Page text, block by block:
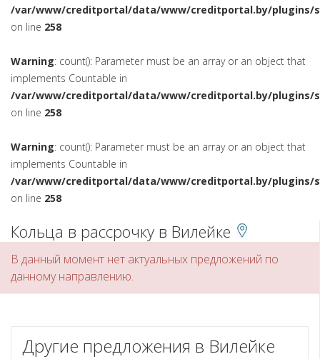
/var/www/creditportal/data/www/creditportal.by/plugins/
on line 258
Warning: count(): Parameter must be an array or an object that
implements Countable in
/var/www/creditportal/data/www/creditportal.by/plugins/
on line 258
Warning: count(): Parameter must be an array or an object that
implements Countable in
/var/www/creditportal/data/www/creditportal.by/plugins/
on line 258
Кольца в рассрочку в Вилейке
В данный момент нет актуальных предложений по
данному направлению.
Другие предложения в Вилейке